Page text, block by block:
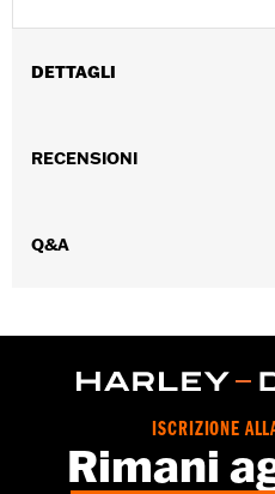
DETTAGLI
H-D®.
Materiale:
RECENSIONI
Q&A
ISCRIZIONE
Rimani